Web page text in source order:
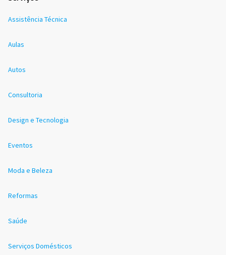
Assistência Técnica
Aulas
Autos
Consultoria
Design e Tecnologia
Eventos
Moda e Beleza
Reformas
Saúde
Serviços Domésticos